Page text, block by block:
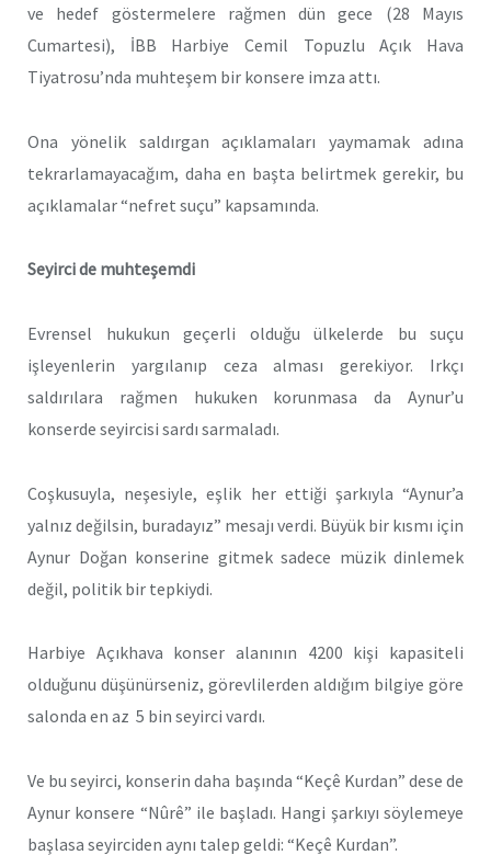
ve hedef göstermelere rağmen dün gece (28 Mayıs
Cumartesi), İBB Harbiye Cemil Topuzlu Açık Hava
Tiyatrosu’nda muhteşem bir konsere imza attı.
Ona yönelik saldırgan açıklamaları yaymamak adına
tekrarlamayacağım, daha en başta belirtmek gerekir, bu
açıklamalar “nefret suçu” kapsamında.
Seyirci de muhteşemdi
Evrensel hukukun geçerli olduğu ülkelerde bu suçu
işleyenlerin yargılanıp ceza alması gerekiyor. Irkçı
saldırılara rağmen hukuken korunmasa da Aynur’u
konserde seyircisi sardı sarmaladı.
Coşkusuyla, neşesiyle, eşlik her ettiği şarkıyla “Aynur’a
yalnız değilsin, buradayız” mesajı verdi. Büyük bir kısmı için
Aynur Doğan konserine gitmek sadece müzik dinlemek
değil, politik bir tepkiydi.
Harbiye Açıkhava konser alanının 4200 kişi kapasiteli
olduğunu düşünürseniz, görevlilerden aldığım bilgiye göre
salonda en az 5 bin seyirci vardı.
Ve bu seyirci, konserin daha başında “Keçê Kurdan” dese de
Aynur konsere “Nûrê” ile başladı. Hangi şarkıyı söylemeye
başlasa seyirciden aynı talep geldi: “Keçê Kurdan”.